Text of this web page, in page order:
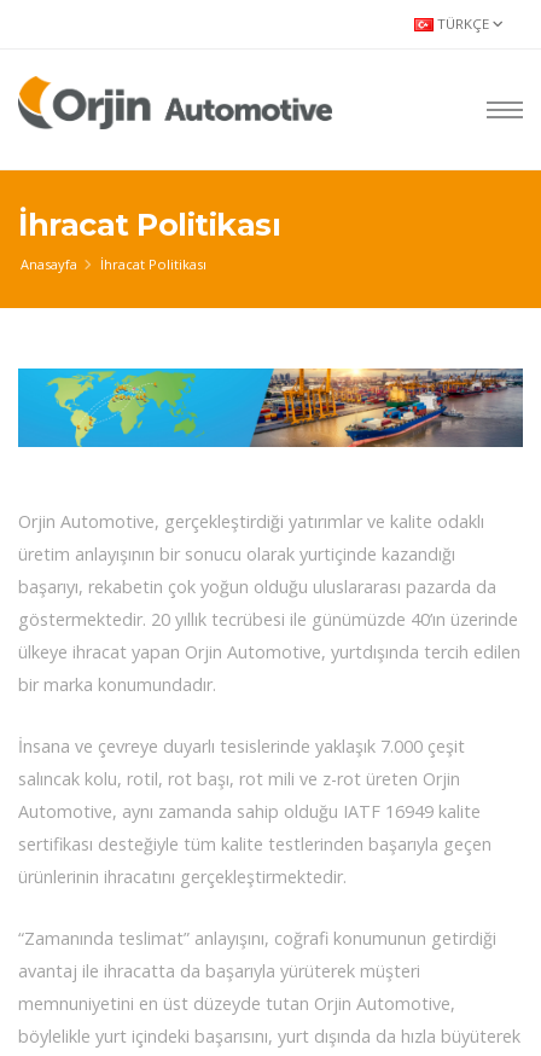
TÜRKÇE
İhracat Politikası
Anasayfa İhracat Politikası
Orjin Automotive, gerçekleştirdiği yatırımlar ve kalite odaklı
üretim anlayışının bir sonucu olarak yurtiçinde kazandığı
başarıyı, rekabetin çok yoğun olduğu uluslararası pazarda da
göstermektedir. 20 yıllık tecrübesi ile günümüzde 40’ın üzerinde
ülkeye ihracat yapan Orjin Automotive, yurtdışında tercih edilen
bir marka konumundadır.
İnsana ve çevreye duyarlı tesislerinde yaklaşık 7.000 çeşit
salıncak kolu, rotil, rot başı, rot mili ve z-rot üreten Orjin
Automotive, aynı zamanda sahip olduğu IATF 16949 kalite
sertifikası desteğiyle tüm kalite testlerinden başarıyla geçen
ürünlerinin ihracatını gerçekleştirmektedir.
“Zamanında teslimat” anlayışını, coğrafi konumunun getirdiği
avantaj ile ihracatta da başarıyla yürüterek müşteri
memnuniyetini en üst düzeyde tutan Orjin Automotive,
böylelikle yurt içindeki başarısını, yurt dışında da hızla büyüterek